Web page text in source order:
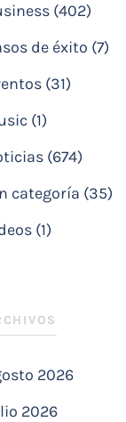
(402)
de éxito (7)
(31)
(1)
(674)
categoría (35)
(1)
2026
2026